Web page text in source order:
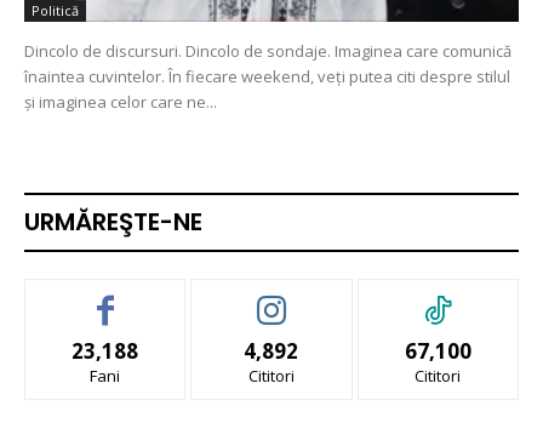
Politică
Dincolo de discursuri. Dincolo de sondaje. Imaginea care comunică
înaintea cuvintelor. În fiecare weekend, veți putea citi despre stilul
și imaginea celor care ne...
URMĂREŞTE-NE
23,188
Fani
4,892
Cititori
67,100
Cititori